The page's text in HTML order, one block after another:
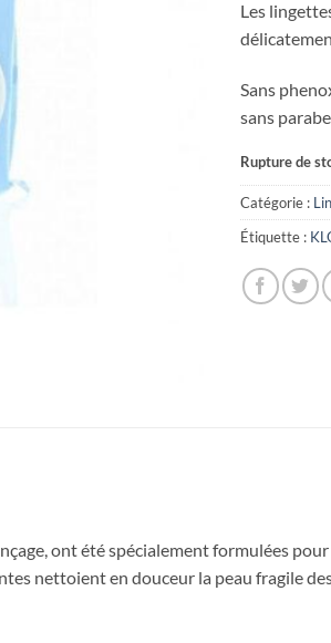
Les
Sans
sans
Rupture de
Catégorie :
Étiquette :
ont été spécialement formulées
nettoient en douceur la peau fragile